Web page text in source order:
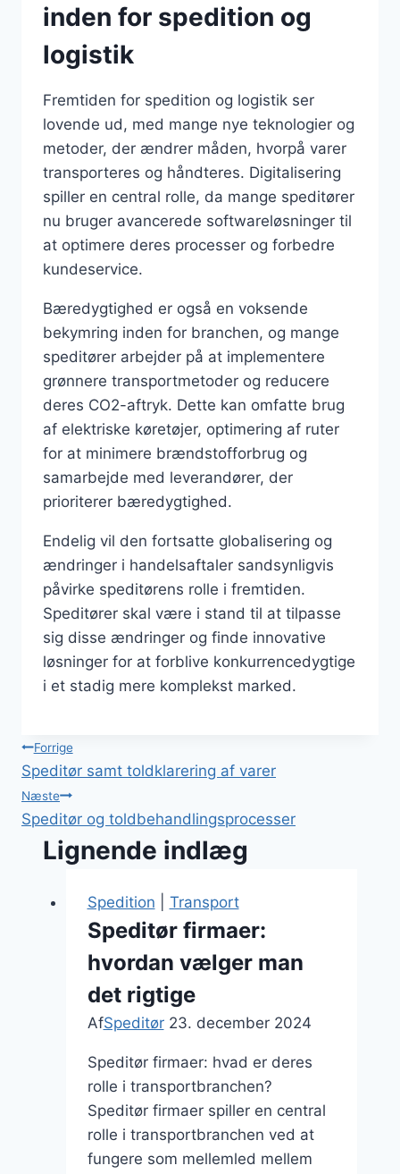
inden for spedition og
logistik
Fremtiden for spedition og logistik ser
lovende ud, med mange nye teknologier og
metoder, der ændrer måden, hvorpå varer
transporteres og håndteres. Digitalisering
spiller en central rolle, da mange speditører
nu bruger avancerede softwareløsninger til
at optimere deres processer og forbedre
kundeservice.
Bæredygtighed er også en voksende
bekymring inden for branchen, og mange
speditører arbejder på at implementere
grønnere transportmetoder og reducere
deres CO2-aftryk. Dette kan omfatte brug
af elektriske køretøjer, optimering af ruter
for at minimere brændstofforbrug og
samarbejde med leverandører, der
prioriterer bæredygtighed.
Endelig vil den fortsatte globalisering og
ændringer i handelsaftaler sandsynligvis
påvirke speditørens rolle i fremtiden.
Speditører skal være i stand til at tilpasse
sig disse ændringer og finde innovative
løsninger for at forblive konkurrencedygtige
i et stadig mere komplekst marked.
Indlægsnavigation
Forrige
Speditør samt toldklarering af varer
Næste
Speditør og toldbehandlingsprocesser
Lignende indlæg
Spedition Transport
Speditør firmaer:
hvordan vælger man
det rigtige
AfSpeditør 23. december 2024
Speditør firmaer: hvad er deres
rolle i transportbranchen?
Speditør firmaer spiller en central
rolle i transportbranchen ved at
fungere som mellemled mellem